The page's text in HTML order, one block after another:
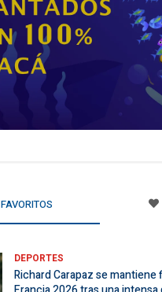
FAVORITOS
DEPORTES
Richard Carapaz se